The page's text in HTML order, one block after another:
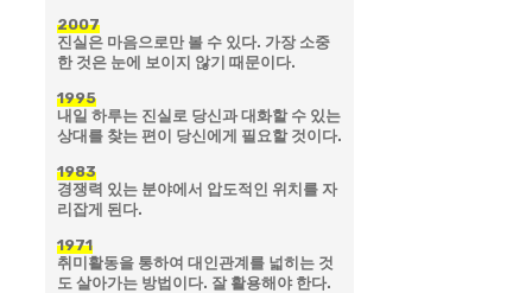
2007
진실은 마음으로만 볼 수 있다. 가장 소중
한 것은 눈에 보이지 않기 때문이다.
1995
내일 하루는 진실로 당신과 대화할 수 있는
상대를 찾는 편이 당신에게 필요할 것이다.
1983
경쟁력 있는 분야에서 압도적인 위치를 자
리잡게 된다.
1971
취미활동을 통하여 대인관계를 넓히는 것
도 살아가는 방법이다. 잘 활용해야 한다.